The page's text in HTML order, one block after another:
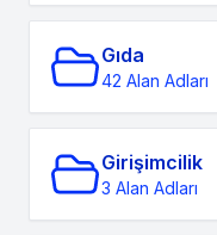
Gıda
42 Alan Adları
Girişimcilik
3 Alan Adları